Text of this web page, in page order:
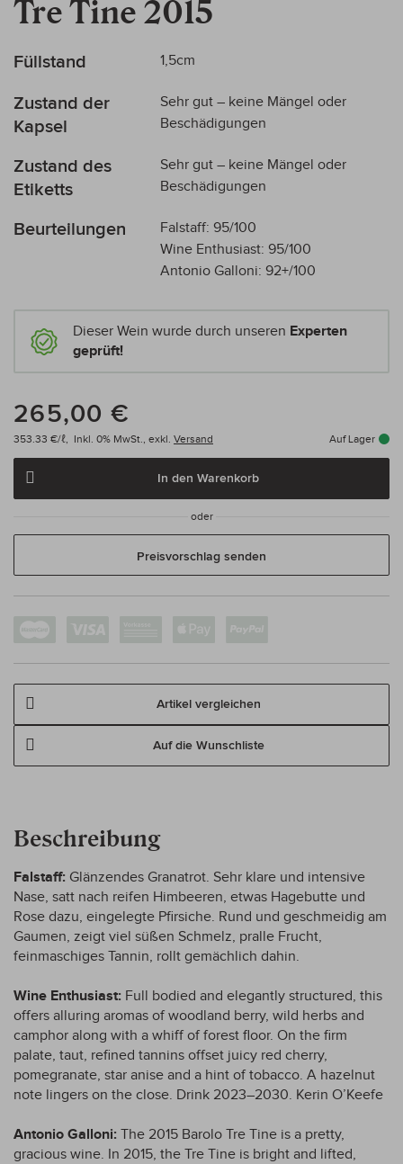
Tre Tine 2015
Mehr
Füllstand 1,5cm
Zustand der
Kapsel
Sehr gut – keine Mängel oder
Beschädigungen
Zustand des
Etiketts
Sehr gut – keine Mängel oder
Beschädigungen
Beurteilungen
Falstaff: 95/100
Wine Enthusiast: 95/100
Antonio Galloni: 92+/100
Dieser Wein wurde durch unseren Experten
geprüft!
265,00 €
Inkl. 0% MwSt., exkl. Versand Auf Lager
353.33 €/ℓ,
In den Warenkorb
oder
Preisvorschlag senden
Auf die Wunschliste
Artikel vergleichen
springen
Beschreibung
Falstaff: Glänzendes Granatrot. Sehr klare und intensive
Nase, satt nach reifen Himbeeren, etwas Hagebutte und
Rose dazu, eingelegte Pfirsiche. Rund und geschmeidig am
Gaumen, zeigt viel süßen Schmelz, pralle Frucht,
feinmaschiges Tannin, rollt gemächlich dahin.
Wine Enthusiast: Full bodied and elegantly structured, this
offers alluring aromas of woodland berry, wild herbs and
camphor along with a whiff of forest floor. On the firm
palate, taut, refined tannins offset juicy red cherry,
pomegranate, star anise and a hint of tobacco. A hazelnut
note lingers on the close. Drink 2023–2030. Kerin O’Keefe
Antonio Galloni: The 2015 Barolo Tre Tine is a pretty,
gracious wine. In 2015, the Tre Tine is bright and lifted,